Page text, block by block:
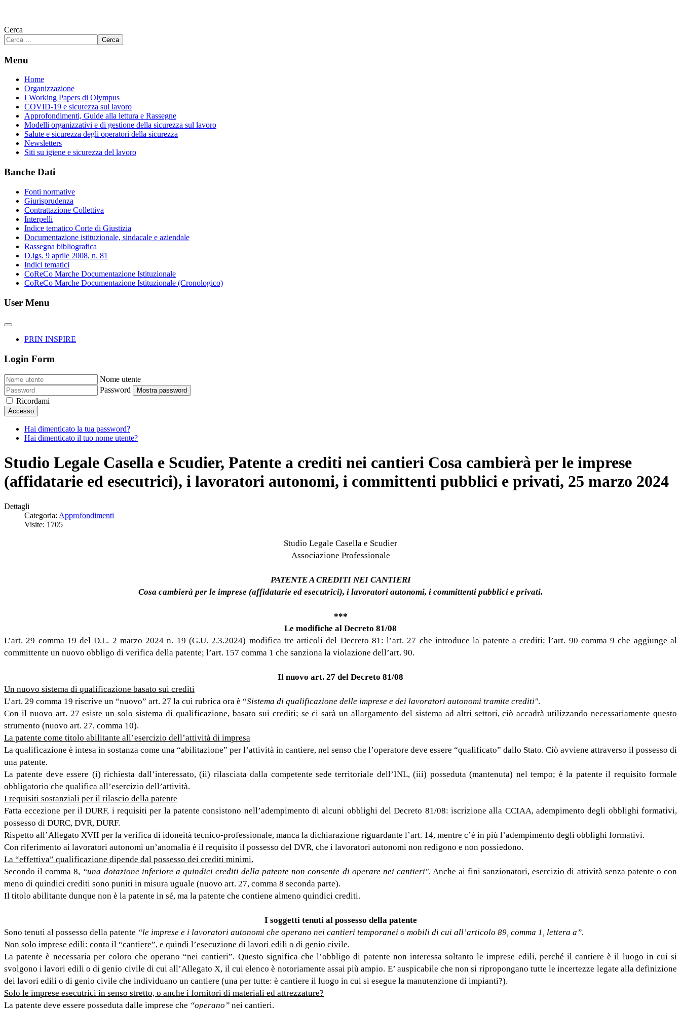
Cerca
Cerca
Menu
Home
Organizzazione
I Working Papers di Olympus
COVID-19 e sicurezza sul lavoro
Approfondimenti, Guide alla lettura e Rassegne
Modelli organizzativi e di gestione della sicurezza sul lavoro
Salute e sicurezza degli operatori della sicurezza
Newsletters
Siti su igiene e sicurezza del lavoro
Banche Dati
Fonti normative
Giurisprudenza
Contrattazione Collettiva
Interpelli
Indice tematico Corte di Giustizia
Documentazione istituzionale, sindacale e aziendale
Rassegna bibliografica
D.lgs. 9 aprile 2008, n. 81
Indici tematici
CoReCo Marche Documentazione Istituzionale
CoReCo Marche Documentazione Istituzionale (Cronologico)
User Menu
PRIN INSPIRE
Login Form
Nome utente
Password
Mostra password
Ricordami
Accesso
Hai dimenticato la tua password?
Hai dimenticato il tuo nome utente?
Studio Legale Casella e Scudier, Patente a crediti nei cantieri Cosa cambierà per le imprese
(affidatarie ed esecutrici), i lavoratori autonomi, i committenti pubblici e privati, 25 marzo 2024
Dettagli
Categoria: Approfondimenti
Visite: 1705
Studio Legale Casella e Scudier
Associazione Professionale
PATENTE A CREDITI NEI CANTIERI
Cosa cambierà per le imprese (affidatarie ed esecutrici), i lavoratori autonomi, i committenti pubblici e privati.
***
Le modifiche al Decreto 81/08
L’art. 29 comma 19 del D.L. 2 marzo 2024 n. 19 (G.U. 2.3.2024) modifica tre articoli del Decreto 81: l’art. 27 che introduce la patente a crediti; l’art. 90 comma 9 che aggiunge al
committente un nuovo obbligo di verifica della patente; l’art. 157 comma 1 che sanziona la violazione dell’art. 90.
Il nuovo art. 27 del Decreto 81/08
Un nuovo sistema di qualificazione basato sui crediti
L’art. 29 comma 19 riscrive un “nuovo” art. 27 la cui rubrica ora è “Sistema di qualificazione delle imprese e dei lavoratori autonomi tramite crediti".
Con il nuovo art. 27 esiste un solo sistema di qualificazione, basato sui crediti; se ci sarà un allargamento del sistema ad altri settori, ciò accadrà utilizzando necessariamente questo
strumento (nuovo art. 27, comma 10).
La patente come titolo abilitante all’esercizio dell’attività di impresa
La qualificazione è intesa in sostanza come una “abilitazione” per l’attività in cantiere, nel senso che l’operatore deve essere “qualificato” dallo Stato. Ciò avviene attraverso il possesso di
una patente.
La patente deve essere (i) richiesta dall’interessato, (ii) rilasciata dalla competente sede territoriale dell’INL, (iii) posseduta (mantenuta) nel tempo; è la patente il requisito formale
obbligatorio che qualifica all’esercizio dell’attività.
I requisiti sostanziali per il rilascio della patente
Fatta eccezione per il DURF, i requisiti per la patente consistono nell’adempimento di alcuni obblighi del Decreto 81/08: iscrizione alla CCIAA, adempimento degli obblighi formativi,
possesso di DURC, DVR, DURF.
Rispetto all’Allegato XVII per la verifica di idoneità tecnico-professionale, manca la dichiarazione riguardante l’art. 14, mentre c’è in più l’adempimento degli obblighi formativi.
Con riferimento ai lavoratori autonomi un’anomalia è il requisito il possesso del DVR, che i lavoratori autonomi non redigono e non possiedono.
La “effettiva” qualificazione dipende dal possesso dei crediti minimi.
Secondo il comma 8, “una dotazione inferiore a quindici crediti della patente non consente di operare nei cantieri". Anche ai fini sanzionatori, esercizio di attività senza patente o con
meno di quindici crediti sono puniti in misura uguale (nuovo art. 27, comma 8 seconda parte).
Il titolo abilitante dunque non è la patente in sé, ma la patente che contiene almeno quindici crediti.
I soggetti tenuti al possesso della patente
Sono tenuti al possesso della patente “le imprese e i lavoratori autonomi che operano nei cantieri temporanei o mobili di cui all’articolo 89, comma 1, lettera a”.
Non solo imprese edili: conta il “cantiere”, e quindi l’esecuzione di lavori edili o di genio civile.
La patente è necessaria per coloro che operano “nei cantieri”. Questo significa che l’obbligo di patente non interessa soltanto le imprese edili, perché il cantiere è il luogo in cui si
svolgono i lavori edili o di genio civile di cui all’Allegato X, il cui elenco è notoriamente assai più ampio. E’ auspicabile che non si ripropongano tutte le incertezze legate alla definizione
dei lavori edili o di genio civile che individuano un cantiere (una per tutte: è cantiere il luogo in cui si esegue la manutenzione di impianti?).
Solo le imprese esecutrici in senso stretto, o anche i fornitori di materiali ed attrezzature?
La patente deve essere posseduta dalle imprese che “operano” nei cantieri.